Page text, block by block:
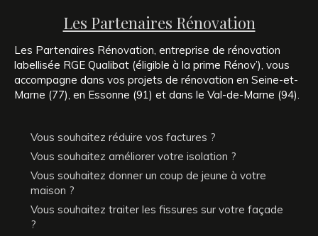
Les Partenaires Rénovation
Les Partenaires Rénovation, entreprise de rénovation
labellisée RGE Qualibat (éligible à la prime Rénov’), vous
accompagne dans vos projets de rénovation en Seine-et-
Marne (77), en Essonne (91) et dans le Val-de-Marne (94).
Vous souhaitez réduire vos factures ?
Vous souhaitez améliorer votre isolation ?
Vous souhaitez donner un coup de jeune à votre
maison ?
Vous souhaitez traiter les fissures sur votre façade
?